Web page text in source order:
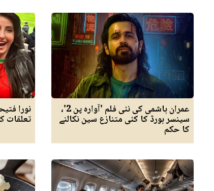
عمران ہاشمی کی نئی فلم 'آوارہ پن 2'،
سینسر بورڈ کا کئی متنازع سین نکالنے
کا حکم
نورا
تعلقات